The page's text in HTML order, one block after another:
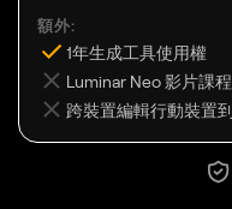
額外:
1年生成工具使用權
Luminar Neo 影片課程
跨裝置編輯行動裝置